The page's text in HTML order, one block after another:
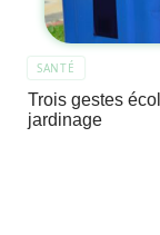
SANTÉ
Trois gestes
jardinage